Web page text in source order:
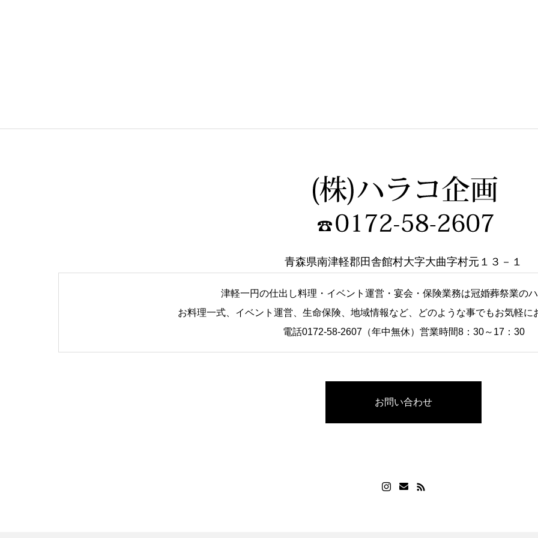
青森県南津軽郡田舎館村大字大曲字村元１３－１
津軽一円の仕出し料理・イベント運営・宴会・保険業務は冠婚葬祭業の
お料理一式、イベント運営、生命保険、地域情報など、どのような事でもお気軽に
電話0172-58-2607（年中無休）営業時間8：30～17：30
お問い合わせ